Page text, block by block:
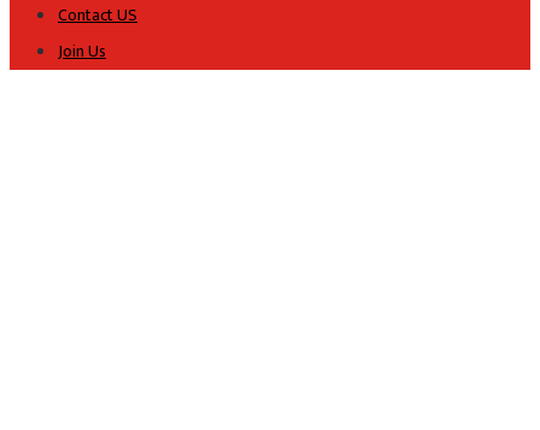
Contact US
Join Us